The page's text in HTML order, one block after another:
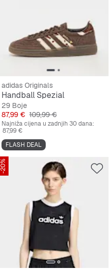
adidas Originals
Handball Spezial
29 Boje
Cijena
87,99 € Originalna cijena
109,99 €
Najniža cijena u zadnjih 30 dana:
87,99 €
FLASH DEAL
-20%